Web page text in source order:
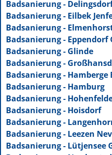
Badsanierung -
Badsanierung - Eilbek
Badsanierung -
Badsanierung - Eppendorf
Badsanierung - Glinde
Badsanierung -
Badsanierung - Hamberge
Badsanierung - Hamburg
Badsanierung -
Badsanierung - Hoisdorf
Badsanierung -
Badsanierung - Leezen
Badsanierung - Lütjensee